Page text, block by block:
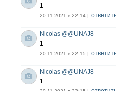
1
20.11.2021 в 22:14 |
Nicolas @@UNAJ8
1
20.11.2021 в 22:15 |
Nicolas @@UNAJ8
1